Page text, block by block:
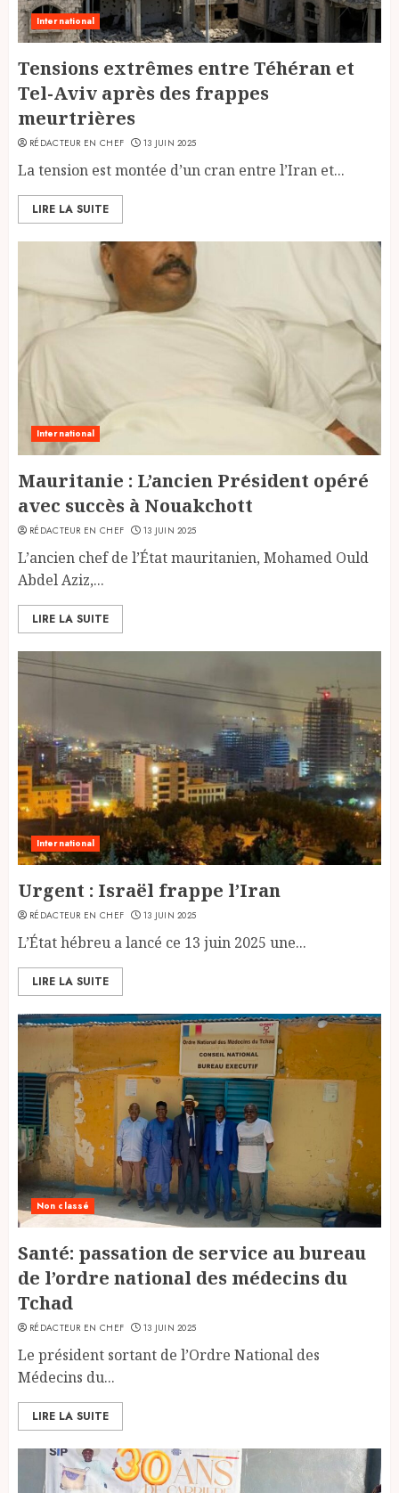
International
Tensions extrêmes entre Téhéran et
Tel-Aviv après des frappes
meurtrières
RÉDACTEUR EN CHEF 13 JUIN 2025
La tension est montée d’un cran entre l’Iran et...
LIRE LA SUITE
International
Mauritanie : L’ancien Président opéré
avec succès à Nouakchott
RÉDACTEUR EN CHEF 13 JUIN 2025
L’ancien chef de l’État mauritanien, Mohamed Ould
Abdel Aziz,...
LIRE LA SUITE
International
Urgent : Israël frappe l’Iran
RÉDACTEUR EN CHEF 13 JUIN 2025
L’État hébreu a lancé ce 13 juin 2025 une...
LIRE LA SUITE
Non classé
Santé: passation de service au bureau
de l’ordre national des médecins du
Tchad
RÉDACTEUR EN CHEF 13 JUIN 2025
Le président sortant de l’Ordre National des
Médecins du...
LIRE LA SUITE